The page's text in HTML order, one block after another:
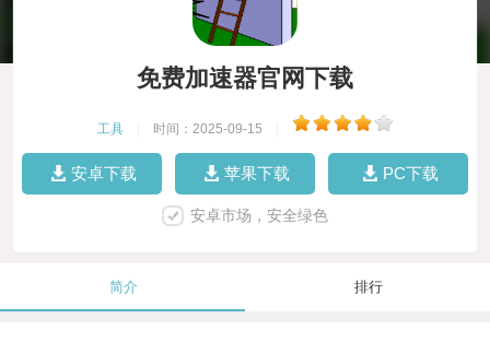
免费加速器官网下载
工具 时间：2025-09-15
安卓下载 苹果下载 PC下载
安卓市场，安全绿色
简介 排行